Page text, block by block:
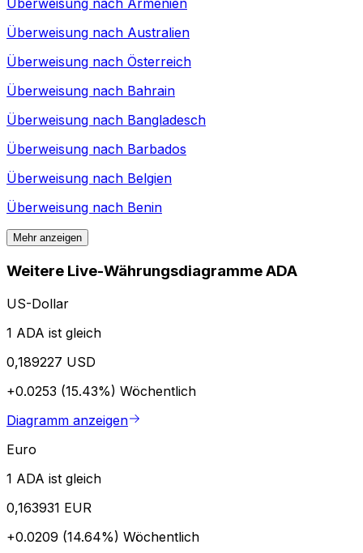
Überweisung nach Armenien
Überweisung nach Australien
Überweisung nach Österreich
Überweisung nach Bahrain
Überweisung nach Bangladesch
Überweisung nach Barbados
Überweisung nach Belgien
Überweisung nach Benin
Mehr anzeigen
Weitere Live-Währungsdiagramme ADA
US-Dollar
1 ADA ist gleich
0,189227 USD
+0.0253 (15.43%) Wöchentlich
Diagramm anzeigen
Euro
1 ADA ist gleich
0,163931 EUR
+0.0209 (14.64%) Wöchentlich